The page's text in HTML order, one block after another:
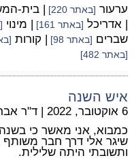
ערעור [באתר 220] | בית-
| אדריכל [באתר 161] | מינוי
שברים [באתר 98] | קורות
[באתר 482]
איש השנה
6 אוקטובר, 2022 | ד"ר
כמבוא, אני מאשר כי
שיגר אלי דרך חבר
ותשובתי היתה שלילית.